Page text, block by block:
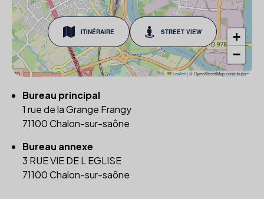
ITINÉRAIRE STREET VIEW
+
−
Leaflet|© OpenStreetMap contributors
Bureau principal
1 rue de la Grange Frangy
71100 Chalon-sur-saône
Bureau annexe
3 RUE VIE DE L EGLISE
71100 Chalon-sur-saône